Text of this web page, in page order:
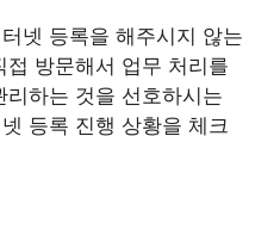
넷 등록을 해주시지 않는
방문해서 업무 처리를
리하는 것을 선호하시는
등록 진행 상황을 체크